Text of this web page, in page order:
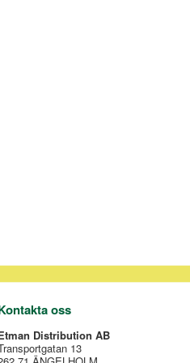
oss
Distribution AB
13